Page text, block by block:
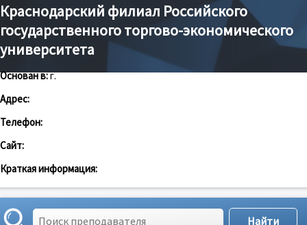
Краснодарский филиал Российского
государственного торгово-экономического
университета
Основан в:г.
Адрес:
Телефон:
Сайт:
Краткая информация: